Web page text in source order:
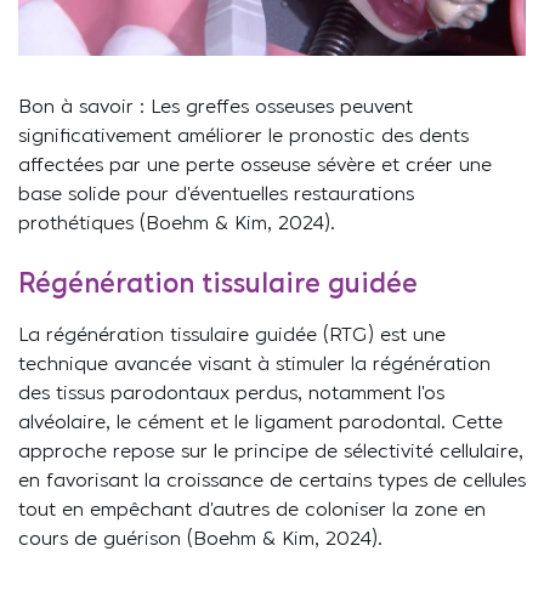
Bon à savoir : Les greffes osseuses peuvent
significativement améliorer le pronostic des dents
affectées par une perte osseuse sévère et créer une
base solide pour d’éventuelles restaurations
prothétiques (Boehm & Kim, 2024).
Régénération tissulaire guidée
La régénération tissulaire guidée (RTG) est une
technique avancée visant à stimuler la régénération
des tissus parodontaux perdus, notamment l’os
alvéolaire, le cément et le ligament parodontal. Cette
approche repose sur le principe de sélectivité cellulaire,
en favorisant la croissance de certains types de cellules
tout en empêchant d’autres de coloniser la zone en
cours de guérison (Boehm & Kim, 2024).